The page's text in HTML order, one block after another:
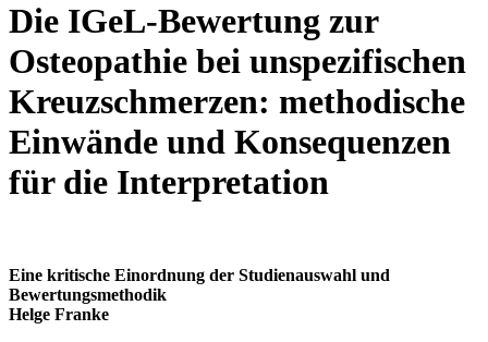
Die IGeL-Bewertung zur
Osteopathie bei unspezifischen
Kreuzschmerzen: methodische
Einwände und Konsequenzen
für die Interpretation
Eine kritische Einordnung der Studienauswahl und
Bewertungsmethodik
Helge Franke